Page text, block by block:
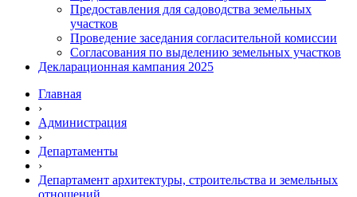
Предоставления для садоводства земельных
участков
Проведение заседания согласительной комиссии
Согласования по выделению земельных участков
Декларационная кампания 2025
Главная
›
Администрация
›
Департаменты
›
Департамент архитектуры, строительства и земельных
отношений